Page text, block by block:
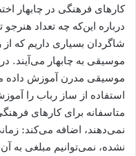
کارهای فرهنگی در چابهار
درباره این‌که چه تعداد
شاگردان بسیاری داریم که
موسیقی به چابهار می‌آیند.
موسیقی مدرن آموزش داده
استفاده از ساز رباب را
متاسفانه برای کارهای
نمی‌دهند، اضافه می‌کند:
نشده، نمی‌توانیم مبلغی به